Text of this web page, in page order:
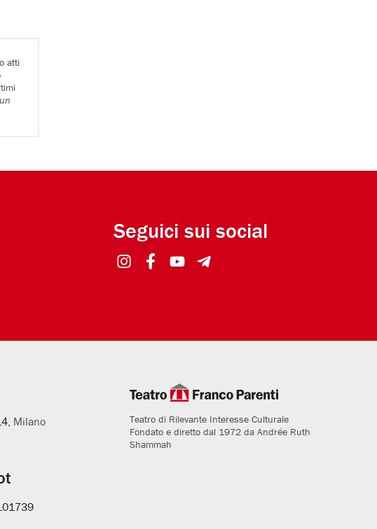
atti
Seguici sui social
, Milano
Teatro di Rilevante Interesse Culturale
Fondato e diretto dal 1972 da Andrée Ruth
Shammah